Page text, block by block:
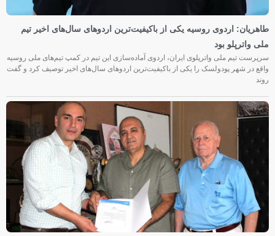
طاهریان: اردوی روسیه یکی از باکیفیت‌ترین اردوهای سال‌های اخیر تیم
ملی واترپلو بود
سرپرست تیم ملی واترپلوی ایران، اردوی آماده‌سازی این تیم در کمپ تیم‌های ملی روسیه
واقع در شهر پودولسک را یکی از باکیفیت‌ترین اردوهای سال‌های اخیر توصیف کرد و گفت
روند